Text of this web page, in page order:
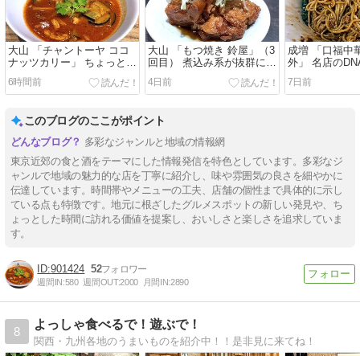
大山 「チャントーヤ ココ
ナッツカリー」 ちょっとタ
イ風な美味しいカレー。
6時間前
大山 「もつ焼き 鈴屋」（3
回目） 煮込み系が抜群に美
味い立ち飲みのモツ焼き
屋。
4日前
成増 「口福中
外」 名店の
美味しい四川
7日前
このブログのここがポイント
多彩なジャンルと地域の情報網
東京近郊の食と酒をテーマにした情報発信を特色としています。多彩なジ
ャンルで地域の魅力的な店を丁寧に紹介し、味や雰囲気の良さを細やかに
伝達しています。時間帯やメニューの工夫、店舗の個性まで具体的に示し
ている点も特徴です。地元に根ざしたグルメスポットの新しい発見や、ち
ょっとした時間に訪れる価値を提案し、おいしさと楽しさを追求していま
す。
901424 52
週間IN:580 週間OUT:2000 月間IN:2890
8
よっしゃ食べるで！遊ぶで！
関西・九州各地のうまいものを紹介中！！是非見に来てね！